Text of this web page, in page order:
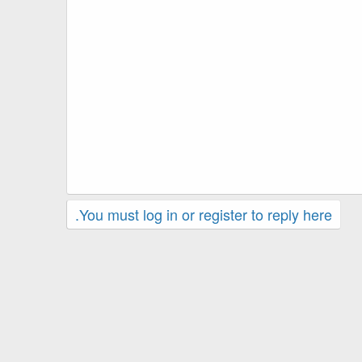
You must log in or register to reply here.